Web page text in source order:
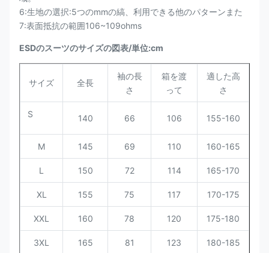
6:生地の選択:5つのmmの縞、利用できる他のパターンまた
7:表面抵抗の範囲106~109ohms
ESDのスーツのサイズの図表/単位:cm
サイズ 全長
袖の長
さ
箱を渡
って
適した高
さ
S 140 66 106 155-160
M 145 69 110 160-165
L 150 72 114 165-170
XL 155 75 117 170-175
XXL 160 78 120 175-180
3XL 165 81 123 180-185